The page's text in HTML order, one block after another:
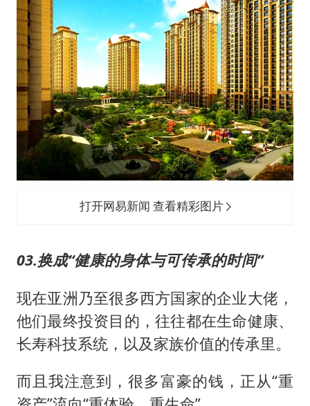
打开网易新闻 查看精彩图片
03.换成“健康的身体与可传承的时间”
现在亚洲乃至很多西方国家的企业大佬，
他们最终投资目的，往往都在生命健康、
长寿科技系统，以及家族价值的传承里。
而且我注意到，很多富豪的钱，正从“重